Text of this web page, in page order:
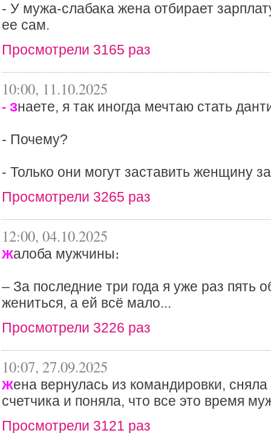
- У мужа-слабака жена отбирает
ее сам.
Просмотрели 3165 раз
10:00, 11.10.2025
- Знаете, я так иногда мечтаю стать
- Почему?
- Только они могут заставить женщину
Просмотрели 3265 раз
12:00, 04.10.2025
Жалоба мужчины։
– За последние три года я уже раз пять
жениться, а ей всё мало...
Просмотрели 3226 раз
10:07, 27.09.2025
Жена вернулась из командировки, сняла
счетчика и поняла, что все это время
Просмотрели 3121 раз